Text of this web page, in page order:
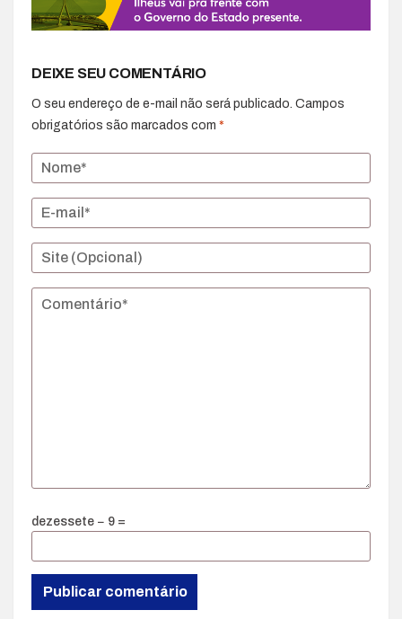
DEIXE SEU COMENTÁRIO
O seu endereço de e-mail não será publicado. Campos
obrigatórios são marcados com *
dezessete − 9 =